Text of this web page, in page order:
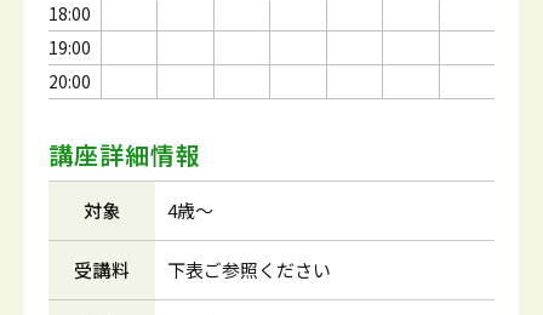
18:00
19:00
20:00
講座詳細情報
対象 4歳～
受講料 下表ご参照ください